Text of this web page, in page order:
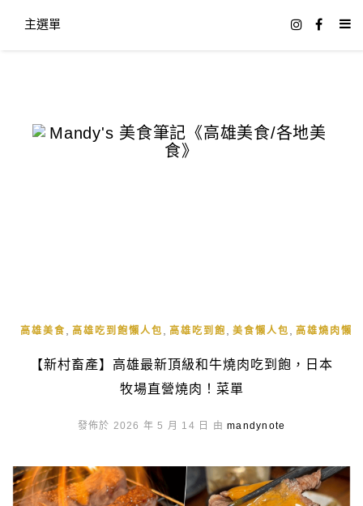
主選單
高雄美食 高雄吃到飽懶人包 高雄吃到飽 美食懶人包 高雄燒肉懶
【新村畜產】高雄最新頂級和牛燒肉吃到飽，日本
牧場直營燒肉！菜單
發佈於 2026 年 5 月 14 日 由mandynote